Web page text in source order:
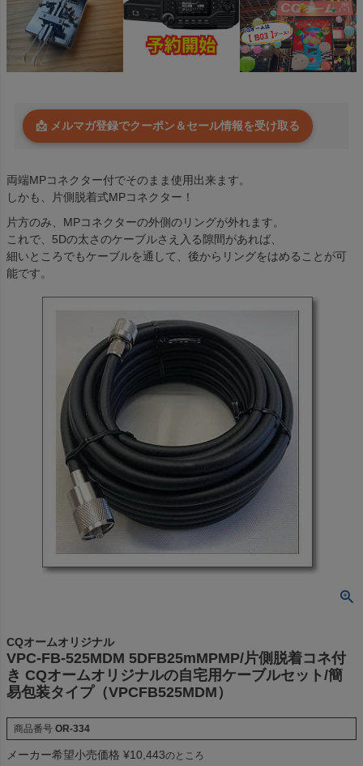
📩 メルマガ登録でクーポン＆セール情報を受け取る
両端MPコネクター付でそのまま使用出来ます。
しかも、片側脱着式MPコネクター！
片方のみ、MPコネクターの外側のリングが外れます。
これで、5Dの太さのケーブルさえ入る隙間があれば、
細いところでもケーブルを通して、後からリングをはめることが可
能です。
CQオームオリジナル
VPC-FB-525MDM 5DFB25mMPMP/片側脱着コネ付
き CQオームオリジナルの自宅用ケーブルセット/簡
易包装タイプ（VPCFB525MDM）
商品番号 OR-334
メーカー希望小売価格 ¥10,443のところ